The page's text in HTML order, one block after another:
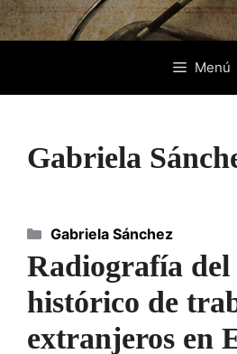
Menú
Gabriela
Radiografía del
histórico de
extranjeros en
Categorías
Gabriela Sánchez